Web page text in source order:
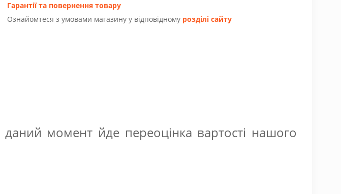
Гарантії та повернення товару
Ознайомтеся з умовами магазину у відповідному розділі сайту
момент йде переоцінка вартості нашого